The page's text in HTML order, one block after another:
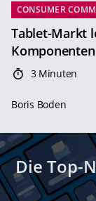
CONSUMER
Tablet-Markt
Komponenten
3 Minuten
Boris Boden
Die Top-